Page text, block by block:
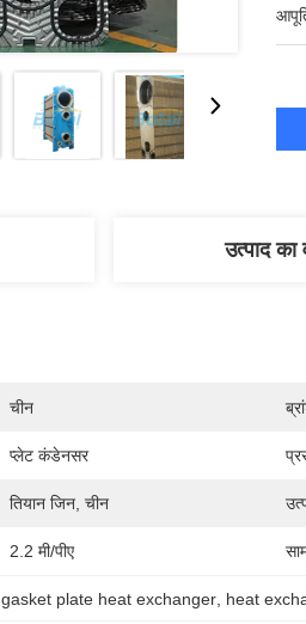
उत्पाद का
चीन
प्लेट कंडेनसर
तियान जिन, चीन
2.2 मी/पीए
gasket plate heat exchanger heat